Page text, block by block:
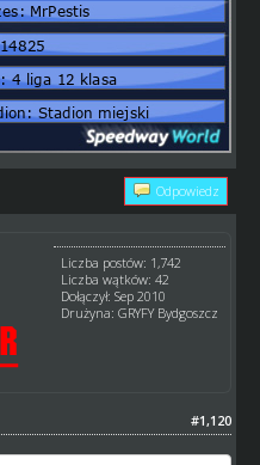
Odpowiedz
Liczba postów: 1,742
Liczba wątków: 42
Dołączył: Sep 2010
Drużyna: GRYFY Bydgoszcz
#1,120